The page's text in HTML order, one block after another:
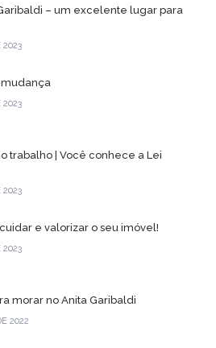
– um excelente lugar para
2023
2023
trabalho | Você conhece a Lei
2023
e valorizar o seu imóvel!
2023
morar no Anita Garibaldi
2022